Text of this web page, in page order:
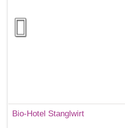
Bio-Hotel Stanglwirt